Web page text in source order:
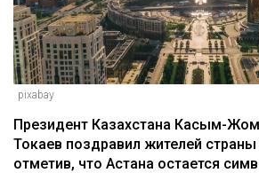
pixabay
Президент Казахстана Касым-
Токаев поздравил жителей
отметив, что Астана остается